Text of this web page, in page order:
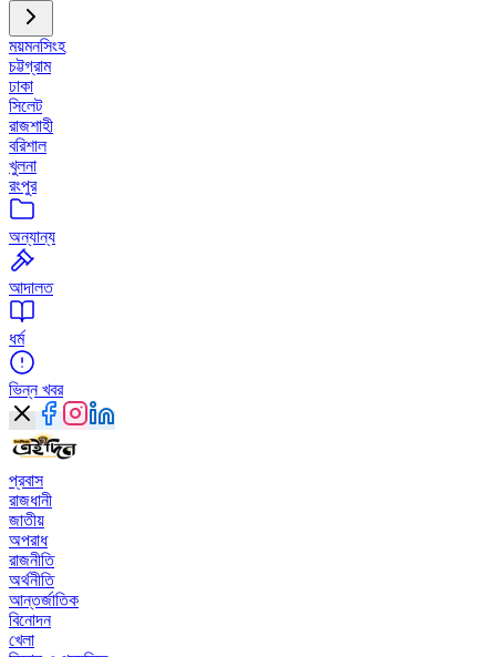
ময়মনসিংহ
চট্টগ্রাম
ঢাকা
সিলেট
রাজশাহী
বরিশাল
খুলনা
রংপুর
অন্যান্য
আদালত
ধর্ম
ভিন্ন খবর
প্রবাস
রাজধানী
জাতীয়
অপরাধ
রাজনীতি
অর্থনীতি
আন্তর্জাতিক
বিনোদন
খেলা